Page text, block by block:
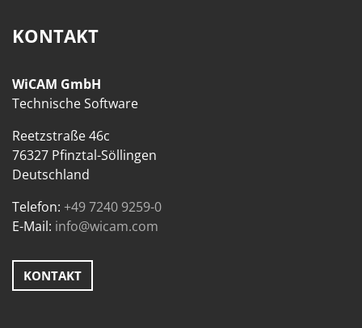
KONTAKT
WiCAM GmbH
Technische Software
Reetzstraße 46c
76327 Pfinztal-Söllingen
Deutschland
Telefon: +49 7240 9259-0
E-Mail: info@wicam.com
KONTAKT